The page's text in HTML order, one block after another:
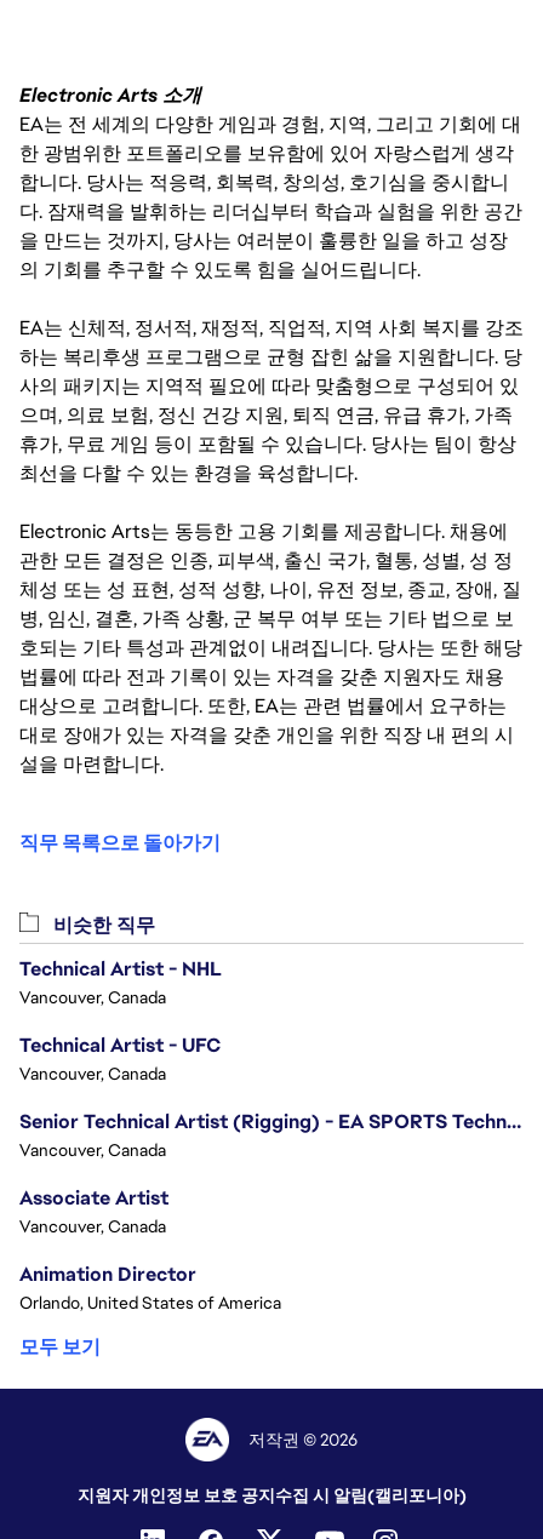
Electronic Arts 소개
EA는 전 세계의 다양한 게임과 경험, 지역, 그리고 기회에 대
한 광범위한 포트폴리오를 보유함에 있어 자랑스럽게 생각
합니다. 당사는 적응력, 회복력, 창의성, 호기심을 중시합니
다. 잠재력을 발휘하는 리더십부터 학습과 실험을 위한 공간
을 만드는 것까지, 당사는 여러분이 훌륭한 일을 하고 성장
의 기회를 추구할 수 있도록 힘을 실어드립니다.
EA는 신체적, 정서적, 재정적, 직업적, 지역 사회 복지를 강조
하는 복리후생 프로그램으로 균형 잡힌 삶을 지원합니다. 당
사의 패키지는 지역적 필요에 따라 맞춤형으로 구성되어 있
으며, 의료 보험, 정신 건강 지원, 퇴직 연금, 유급 휴가, 가족
휴가, 무료 게임 등이 포함될 수 있습니다. 당사는 팀이 항상
최선을 다할 수 있는 환경을 육성합니다.
Electronic Arts는 동등한 고용 기회를 제공합니다. 채용에
관한 모든 결정은 인종, 피부색, 출신 국가, 혈통, 성별, 성 정
체성 또는 성 표현, 성적 성향, 나이, 유전 정보, 종교, 장애, 질
병, 임신, 결혼, 가족 상황, 군 복무 여부 또는 기타 법으로 보
호되는 기타 특성과 관계없이 내려집니다. 당사는 또한 해당
법률에 따라 전과 기록이 있는 자격을 갖춘 지원자도 채용
대상으로 고려합니다. 또한, EA는 관련 법률에서 요구하는
대로 장애가 있는 자격을 갖춘 개인을 위한 직장 내 편의 시
설을 마련합니다.
직무 목록으로 돌아가기
비슷한 직무
Technical Artist - NHL
Vancouver, Canada
Technical Artist - UFC
Vancouver, Canada
Senior Technical Artist (Rigging) - EA SPORTS Technology
Vancouver, Canada
Associate Artist
Vancouver, Canada
Animation Director
Orlando, United States of America
모두 보기
저작권 © 2026
지원자 개인정보 보호 공지수집 시 알림(캘리포니아)